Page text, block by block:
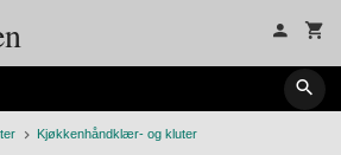
Kjøkkenhåndklær- og kluter